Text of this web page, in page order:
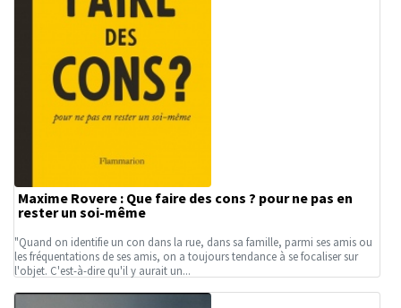
Maxime Rovere : Que faire des cons ? pour ne pas en
rester un soi-même
"Quand on identifie un con dans la rue, dans sa famille, parmi ses amis ou
les fréquentations de ses amis, on a toujours tendance à se focaliser sur
l'objet. C'est-à-dire qu'il y aurait un...